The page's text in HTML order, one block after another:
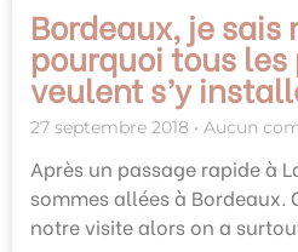
Bordeaux, je
pourquoi tous
veulent s’y
27 septembre 2018 Aucun
Après un passage rapide à
sommes allées à Bordeaux.
notre visite alors on a